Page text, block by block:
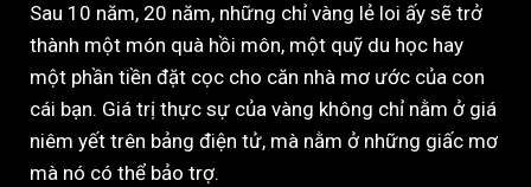
Sau 10 năm, 20 năm, những chỉ vàng lẻ loi ấy sẽ trở
thành một món quà hồi môn, một quỹ du học hay
một phần tiền đặt cọc cho căn nhà mơ ước của con
cái bạn. Giá trị thực sự của vàng không chỉ nằm ở giá
niêm yết trên bảng điện tử, mà nằm ở những giấc mơ
mà nó có thể bảo trợ.